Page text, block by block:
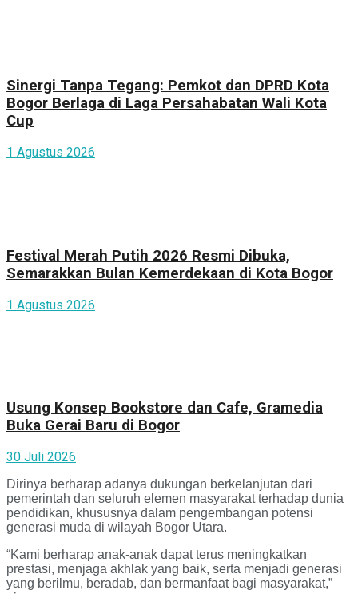
Sinergi Tanpa Tegang: Pemkot dan DPRD Kota
Bogor Berlaga di Laga Persahabatan Wali Kota
Cup
1 Agustus 2026
Festival Merah Putih 2026 Resmi Dibuka,
Semarakkan Bulan Kemerdekaan di Kota Bogor
1 Agustus 2026
Usung Konsep Bookstore dan Cafe, Gramedia
Buka Gerai Baru di Bogor
30 Juli 2026
Dirinya berharap adanya dukungan berkelanjutan dari
pemerintah dan seluruh elemen masyarakat terhadap dunia
pendidikan, khususnya dalam pengembangan potensi
generasi muda di wilayah Bogor Utara.
“Kami berharap anak-anak dapat terus meningkatkan
prestasi, menjaga akhlak yang baik, serta menjadi generasi
yang berilmu, beradab, dan bermanfaat bagi masyarakat,”